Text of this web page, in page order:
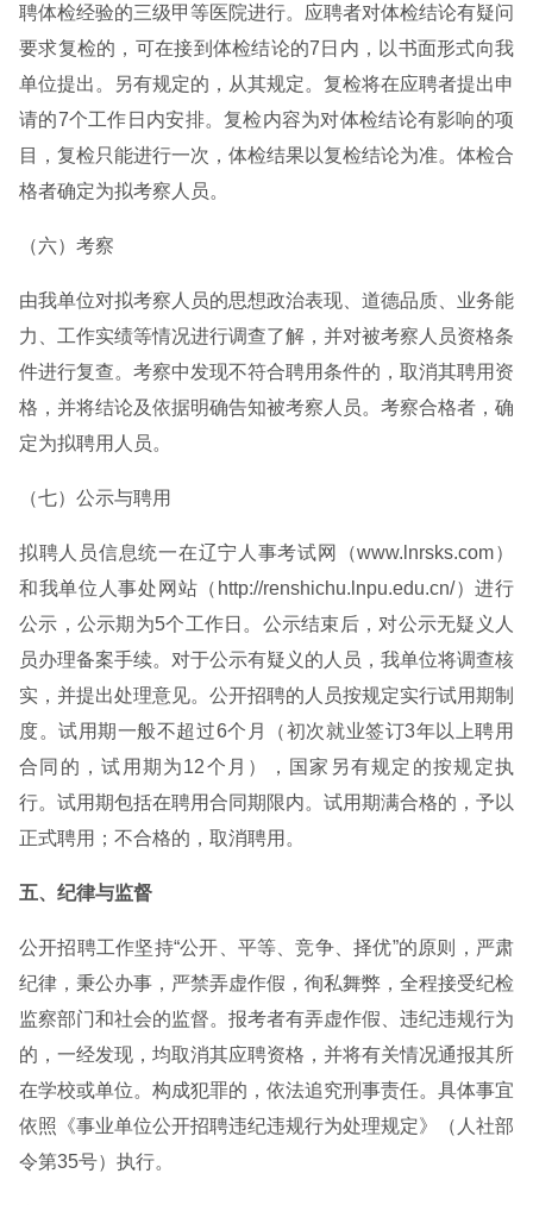
聘体检经验的三级甲等医院进行。应聘者对体检结论有疑问
要求复检的，可在接到体检结论的7日内，以书面形式向我
单位提出。另有规定的，从其规定。复检将在应聘者提出申
请的7个工作日内安排。复检内容为对体检结论有影响的项
目，复检只能进行一次，体检结果以复检结论为准。体检合
格者确定为拟考察人员。
（六）考察
由我单位对拟考察人员的思想政治表现、道德品质、业务能
力、工作实绩等情况进行调查了解，并对被考察人员资格条
件进行复查。考察中发现不符合聘用条件的，取消其聘用资
格，并将结论及依据明确告知被考察人员。考察合格者，确
定为拟聘用人员。
（七）公示与聘用
拟聘人员信息统一在辽宁人事考试网（www.lnrsks.com）
和我单位人事处网站（http://renshichu.lnpu.edu.cn/）进行
公示，公示期为5个工作日。公示结束后，对公示无疑义人
员办理备案手续。对于公示有疑义的人员，我单位将调查核
实，并提出处理意见。公开招聘的人员按规定实行试用期制
度。试用期一般不超过6个月（初次就业签订3年以上聘用
合同的，试用期为12个月），国家另有规定的按规定执
行。试用期包括在聘用合同期限内。试用期满合格的，予以
正式聘用；不合格的，取消聘用。
五、纪律与监督
公开招聘工作坚持“公开、平等、竞争、择优”的原则，严肃
纪律，秉公办事，严禁弄虚作假，徇私舞弊，全程接受纪检
监察部门和社会的监督。报考者有弄虚作假、违纪违规行为
的，一经发现，均取消其应聘资格，并将有关情况通报其所
在学校或单位。构成犯罪的，依法追究刑事责任。具体事宜
依照《事业单位公开招聘违纪违规行为处理规定》（人社部
令第35号）执行。